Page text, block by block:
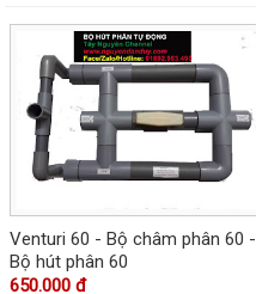
Venturi 60 - Bộ châm phân 60 -
Bộ hút phân 60
650.000 đ